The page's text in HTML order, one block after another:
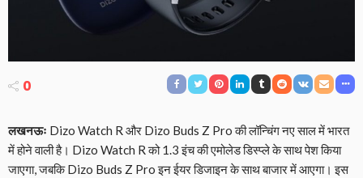
0
लखनऊः Dizo Watch R और Dizo Buds Z Pro की लॉन्चिंग नए साल में भारत
में होने वाली है। Dizo Watch R को 1.3 इंच की एमोलेड डिस्प्ले के साथ पेश किया
जाएगा, जबकि Dizo Buds Z Pro इन ईयर डिजाइन के साथ बाजार में आएगा। इस